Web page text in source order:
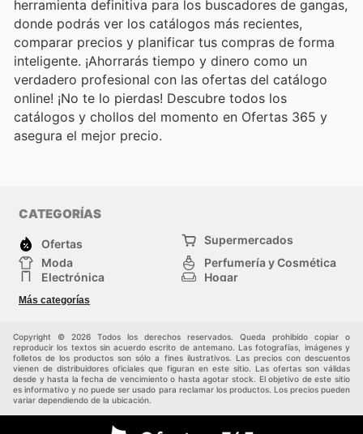
herramienta definitiva para los buscadores de gangas,
donde podrás ver los catálogos más recientes,
comparar precios y planificar tus compras de forma
inteligente. ¡Ahorrarás tiempo y dinero como un
verdadero profesional con las ofertas del catálogo
online! ¡No te lo pierdas! Descubre todos los
catálogos y chollos del momento en Ofertas 365 y
asegura el mejor precio.
CATEGORÍAS
Ofertas
Supermercados
Moda
Perfumería y Cosmética
Electrónica
Hogar
Deporte
Juguetes y bebés
Más categorías
Copyright © 2026 Todos los derechos reservados. Queda prohibido copiar o
reproducir los textos sin acuerdo escrito de antemano. Las fotografías, imágenes y
folletos de los productos son sólo a fines ilustrativos. Las precios con descuentos
vienen de distribuidores oficiales que figuran en este sitio. Las ofertas son válidas
desde y hasta la fecha de vencimiento o hasta agotar stock. El objetivo de este sitio
es informativo y no puede ser usado para reclamar los productos. Los precios pueden
variar dependiendo de la ubicación.